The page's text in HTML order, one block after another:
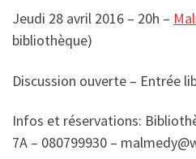
Jeudi 28 avril 2016 – 20h –
bibliothèque)
Discussion ouverte – Entrée
Infos et réservations:
7A – 080799930 –